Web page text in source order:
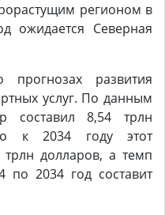
регионом в
ожидается Северная
развития
услуг. По данным
составил 8,54 трлн
к 2034 году этот
трлн долларов, а темп
по 2034 год составит